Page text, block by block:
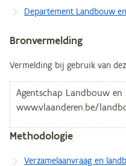
Departement Landbouw
Bronvermelding
Vermelding bij gebruik van
Methodologie
Verzamelaanvraag en